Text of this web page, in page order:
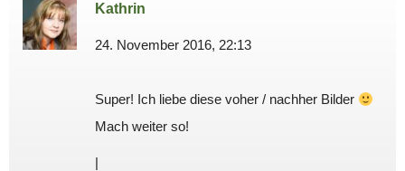
Kathrin
24. November 2016, 22:13
Super! Ich liebe diese voher / nachher Bilder
Mach weiter so!
|